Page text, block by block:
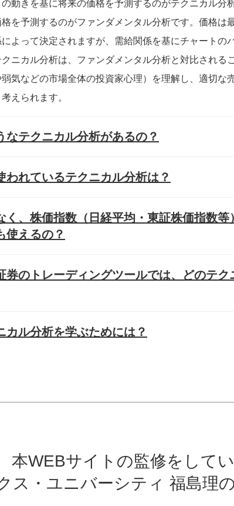
動きを基に将来の価格を予測するのがテクニカル分
を予測するのがファンダメンタル分析です。価格は
よって決定されますが、需給関係を基にチャートの
ニカル分析は、ファンダメンタル分析と対比される
気などの市場全体の投資家心理）を理解し、適切な
えられます。
なテクニカル分析があるの？
われているテクニカル分析は？
く、株価指数（日経平均・東証株価指数
使えるの？
券のトレーディングツールでは、どのテ
カル分析を学ぶためには？
本WEBサイトの監修をして
ス・ユニバーシティ 福島理